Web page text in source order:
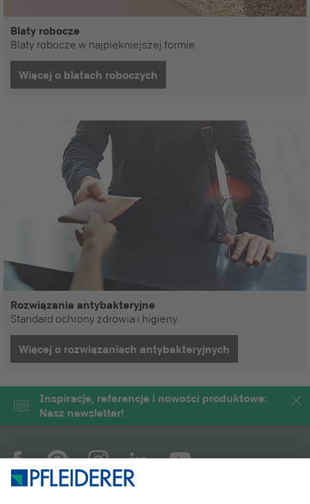
Blaty robocze
Blaty robocze w najpiękniejszej formie.
Więcej o blatach roboczych
Rozwiązania antybakteryjne
Standard ochrony zdrowia i higieny.
Więcej o rozwiązaniach antybakteryjnych
Inspiracje, referencje i nowości produktowe:
Nasz newsletter!